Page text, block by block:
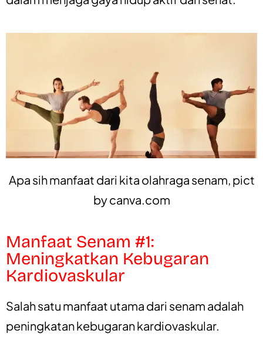
Apa sih manfaat dari kita olahraga senam, pict
bycanva.com
Manfaat Senam #1:
Meningkatkan Kebugaran
Kardiovaskular
Salah satu manfaat utama dari senam adalah
peningkatan kebugaran kardiovaskular.